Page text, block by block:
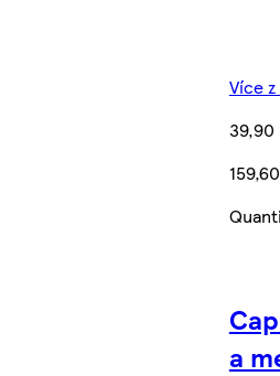
Více
39,90
a